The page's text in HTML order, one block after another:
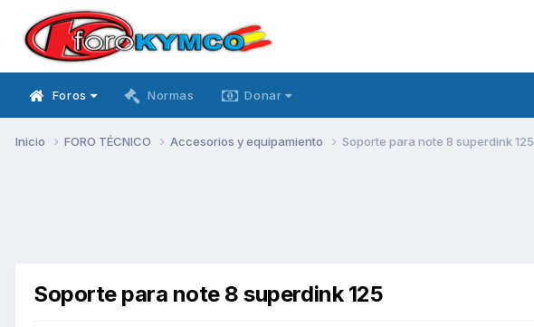
Foros Normas Donar
Inicio FORO TÉCNICO Accesorios y equipamiento Soporte para note 8 superdink 125
Soporte para note 8 superdink 125